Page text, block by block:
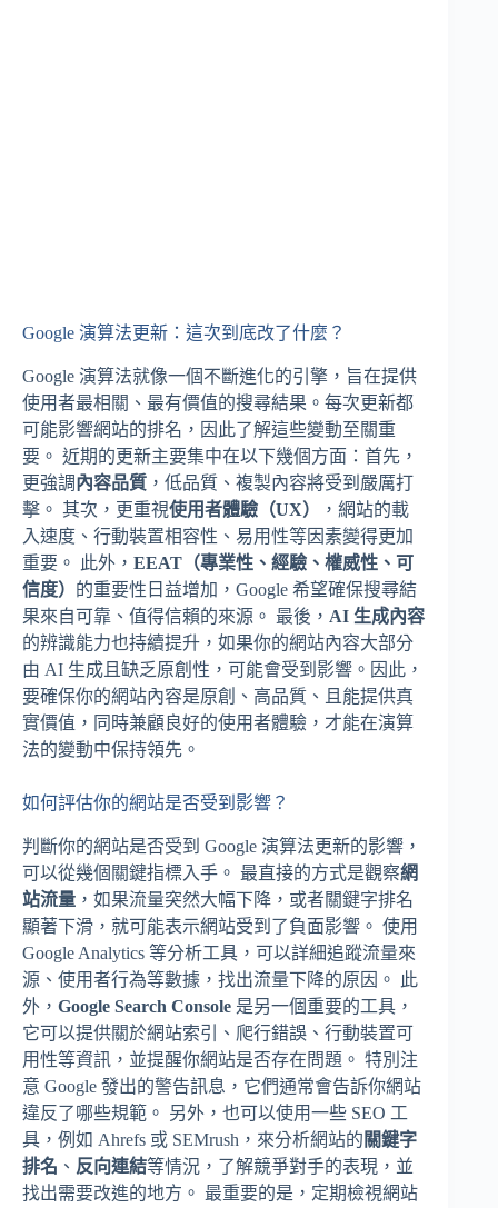
Google 演算法更新：這次到底改了什麼？
Google 演算法就像一個不斷進化的引擎，旨在提供
使用者最相關、最有價值的搜尋結果。每次更新都
可能影響網站的排名，因此了解這些變動至關重
要。 近期的更新主要集中在以下幾個方面：首先，
更強調內容品質 ，低品質、複製內容將受到嚴厲打
擊。 其次，更重視使用者體驗（UX）
，網站的載
入速度、行動裝置相容性、易用性等因素變得更加
重要。 此外， EEAT（專業性、經驗、權威性、可
信度） 的重要性日益增加，Google 希望確保搜尋結
果來自可靠、值得信賴的來源。 最後， AI 生成內容
的辨識能力也持續提升，如果你的網站內容大部分
由 AI 生成且缺乏原創性，可能會受到影響。因此，
要確保你的網站內容是原創、高品質、且能提供真
實價值，同時兼顧良好的使用者體驗，才能在演算
法的變動中保持領先。
如何評估你的網站是否受到影響？
判斷你的網站是否受到 Google 演算法更新的影響，
可以從幾個關鍵指標入手。 最直接的方式是觀察網
站流量 ，如果流量突然大幅下降，或者關鍵字排名
顯著下滑，就可能表示網站受到了負面影響。 使用
Google Analytics 等分析工具，可以詳細追蹤流量來
源、使用者行為等數據，找出流量下降的原因。 此
外， Google Search Console 是另一個重要的工具，
它可以提供關於網站索引、爬行錯誤、行動裝置可
用性等資訊，並提醒你網站是否存在問題。 特別注
意 Google 發出的警告訊息，它們通常會告訴你網站
違反了哪些規範。 另外，也可以使用一些 SEO 工
具，例如 Ahrefs 或 SEMrush，來分析網站的 關鍵字
排名 、 反向連結等情況，了解競爭對手的表現，並
找出需要改進的地方。 最重要的是，定期檢視網站